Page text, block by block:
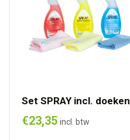
Set SPRAY incl. doeken
€23,35 incl. btw